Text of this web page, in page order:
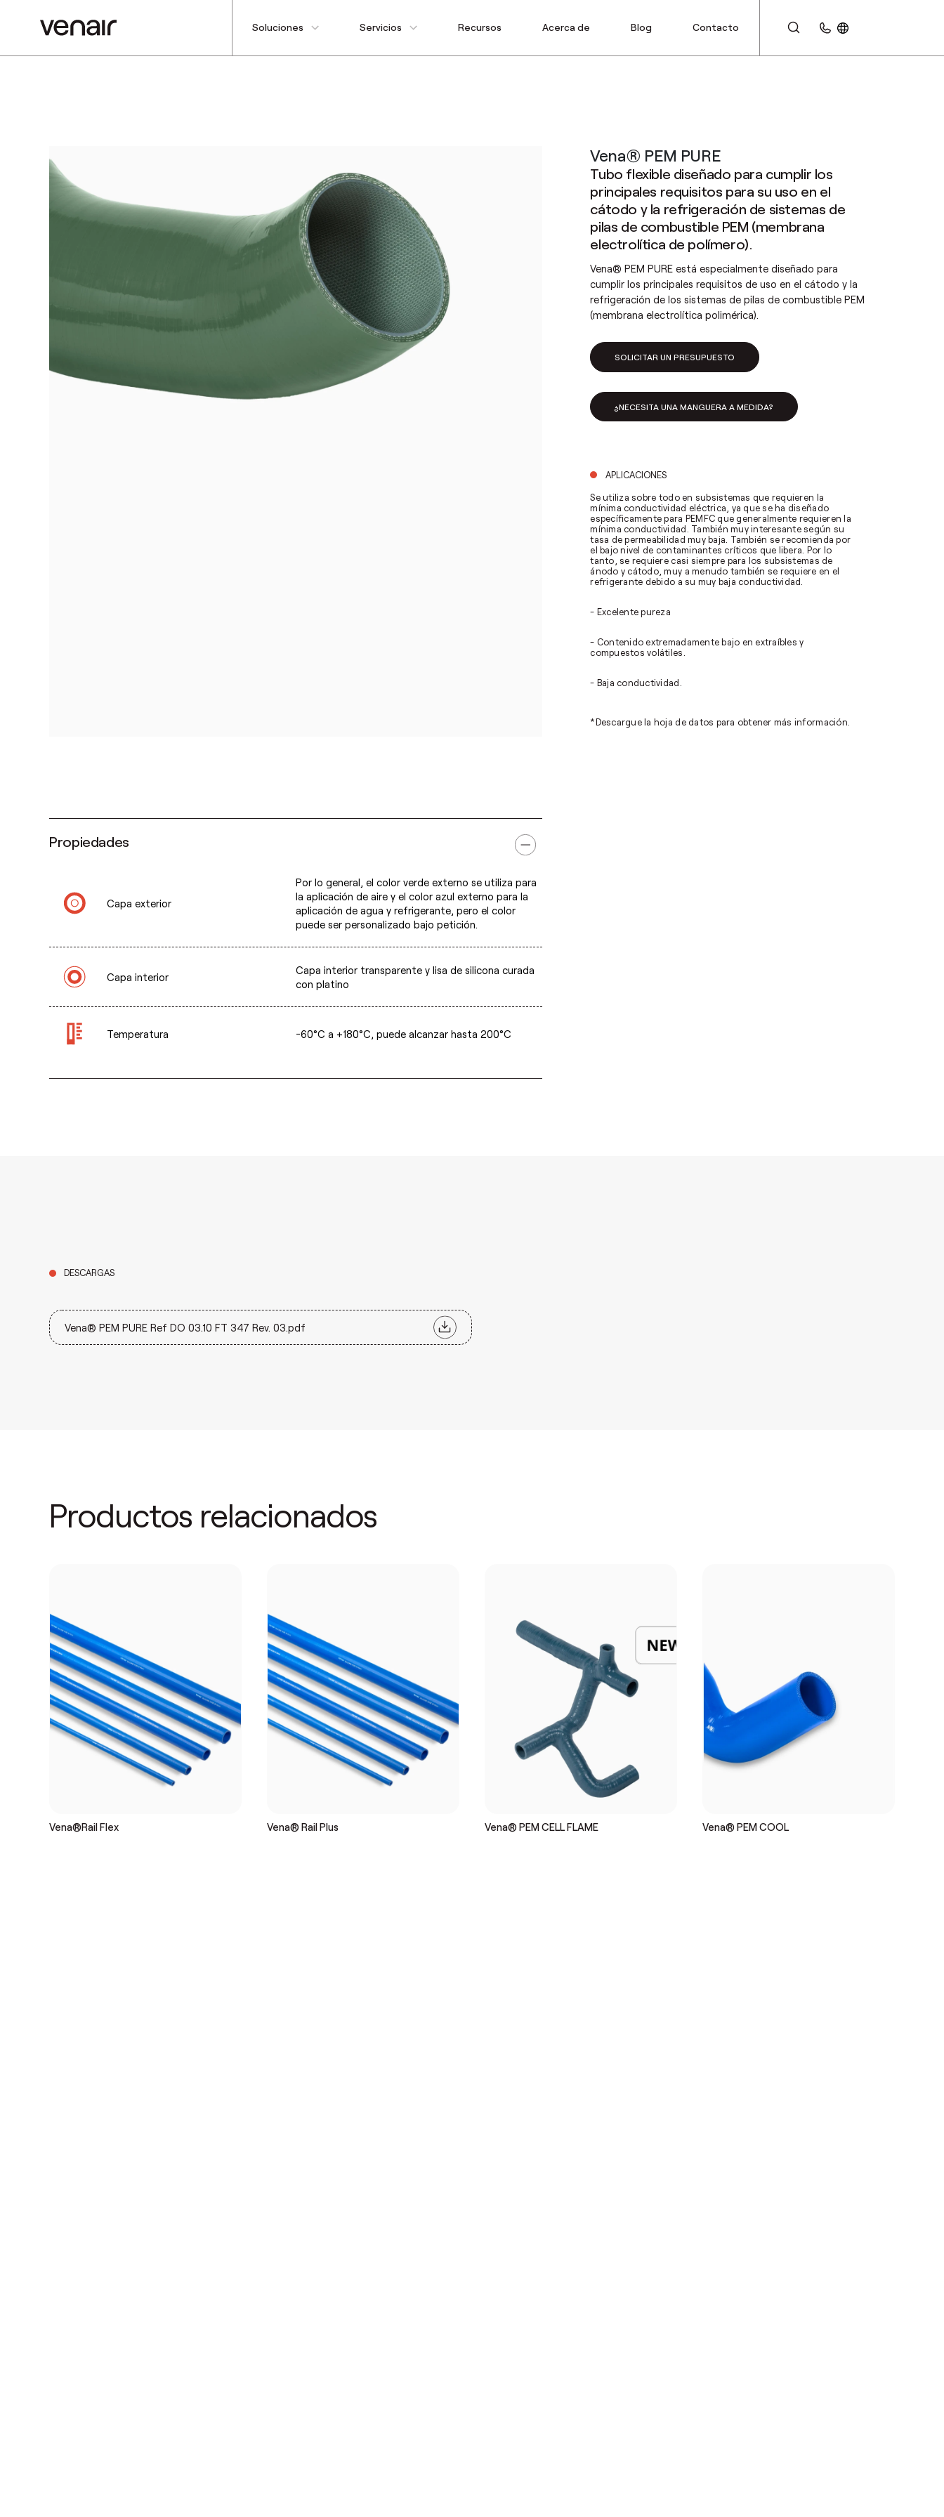
Soluciones Servicios Recursos Acerca de Blog Contacto
Vena® PEM PURE
Tubo flexible diseñado para cumplir los
principales requisitos para su uso en el
cátodo y la refrigeración de sistemas de
pilas de combustible PEM (membrana
electrolítica de polímero).
Vena® PEM PURE está especialmente diseñado para
cumplir los principales requisitos de uso en el cátodo y la
refrigeración de los sistemas de pilas de combustible PEM
(membrana electrolítica polimérica).
SOLICITAR UN PRESUPUESTO
¿NECESITA UNA MANGUERA A MEDIDA?
APLICACIONES
Se utiliza sobre todo en subsistemas que requieren la
mínima conductividad eléctrica, ya que se ha diseñado
específicamente para PEMFC que generalmente requieren la
mínima conductividad. También muy interesante según su
tasa de permeabilidad muy baja. También se recomienda por
el bajo nivel de contaminantes críticos que libera. Por lo
tanto, se requiere casi siempre para los subsistemas de
ánodo y cátodo, muy a menudo también se requiere en el
refrigerante debido a su muy baja conductividad.
- Excelente pureza
- Contenido extremadamente bajo en extraíbles y
compuestos volátiles.
- Baja conductividad.
*Descargue la hoja de datos para obtener más información.
Propiedades
Capa exterior
Por lo general, el color verde externo se utiliza para
la aplicación de aire y el color azul externo para la
aplicación de agua y refrigerante, pero el color
puede ser personalizado bajo petición.
Capa interior
Capa interior transparente y lisa de silicona curada
con platino
Temperatura -60°C a +180°C, puede alcanzar hasta 200°C
DESCARGAS
Vena® PEM PURE Ref DO 03.10 FT 347 Rev. 03.pdf
Productos relacionados
Vena®Rail Flex Vena® Rail Plus Vena® PEM CELL FLAME Vena® PEM COOL